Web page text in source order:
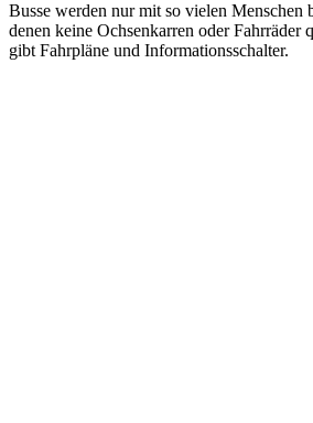
Busse werden nur mit so vielen Menschen
denen keine Ochsenkarren oder Fahrräder
gibt Fahrpläne und Informationsschalter.